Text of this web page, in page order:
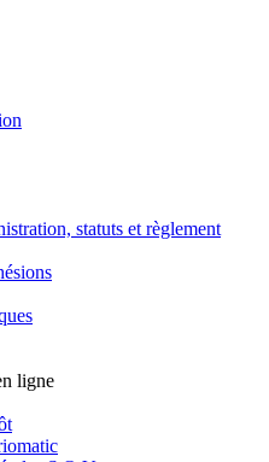
statuts et règlement
ligne